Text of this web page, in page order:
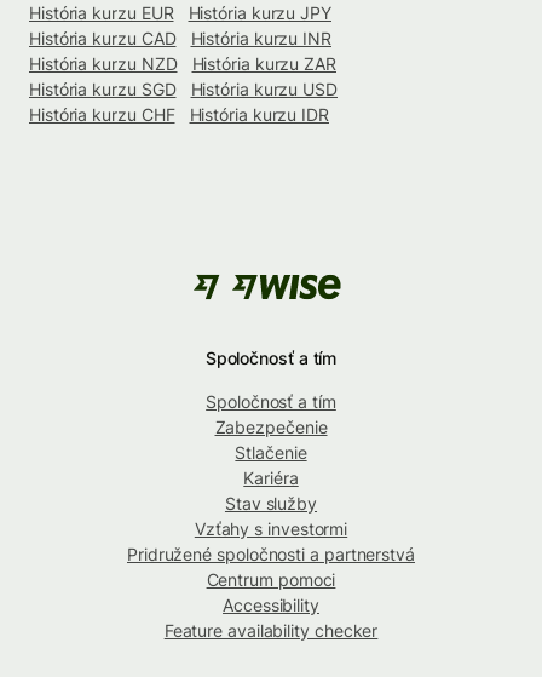
História kurzu EUR
História kurzu JPY
História kurzu CAD
História kurzu INR
História kurzu NZD
História kurzu ZAR
História kurzu SGD
História kurzu USD
História kurzu CHF
História kurzu IDR
Spoločnosť a tím
Spoločnosť a tím
Zabezpečenie
Stlačenie
Kariéra
Stav služby
Vzťahy s investormi
Pridružené spoločnosti a partnerstvá
Centrum pomoci
Accessibility
Feature availability checker